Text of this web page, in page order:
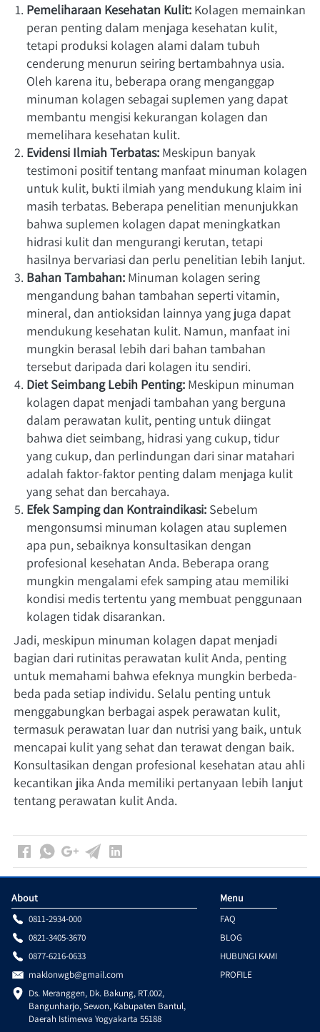
Pemeliharaan Kesehatan Kulit: Kolagen memainkan
peran penting dalam menjaga kesehatan kulit,
tetapi produksi kolagen alami dalam tubuh
cenderung menurun seiring bertambahnya usia.
Oleh karena itu, beberapa orang menganggap
minuman kolagen sebagai suplemen yang dapat
membantu mengisi kekurangan kolagen dan
memelihara kesehatan kulit.
Evidensi Ilmiah Terbatas: Meskipun banyak
testimoni positif tentang manfaat minuman kolagen
untuk kulit, bukti ilmiah yang mendukung klaim ini
masih terbatas. Beberapa penelitian menunjukkan
bahwa suplemen kolagen dapat meningkatkan
hidrasi kulit dan mengurangi kerutan, tetapi
hasilnya bervariasi dan perlu penelitian lebih lanjut.
Bahan Tambahan: Minuman kolagen sering
mengandung bahan tambahan seperti vitamin,
mineral, dan antioksidan lainnya yang juga dapat
mendukung kesehatan kulit. Namun, manfaat ini
mungkin berasal lebih dari bahan tambahan
tersebut daripada dari kolagen itu sendiri.
Diet Seimbang Lebih Penting: Meskipun minuman
kolagen dapat menjadi tambahan yang berguna
dalam perawatan kulit, penting untuk diingat
bahwa diet seimbang, hidrasi yang cukup, tidur
yang cukup, dan perlindungan dari sinar matahari
adalah faktor-faktor penting dalam menjaga kulit
yang sehat dan bercahaya.
Efek Samping dan Kontraindikasi: Sebelum
mengonsumsi minuman kolagen atau suplemen
apa pun, sebaiknya konsultasikan dengan
profesional kesehatan Anda. Beberapa orang
mungkin mengalami efek samping atau memiliki
kondisi medis tertentu yang membuat penggunaan
kolagen tidak disarankan.
Jadi, meskipun minuman kolagen dapat menjadi
bagian dari rutinitas perawatan kulit Anda, penting
untuk memahami bahwa efeknya mungkin berbeda-
beda pada setiap individu. Selalu penting untuk
menggabungkan berbagai aspek perawatan kulit,
termasuk perawatan luar dan nutrisi yang baik, untuk
mencapai kulit yang sehat dan terawat dengan baik.
Konsultasikan dengan profesional kesehatan atau ahli
kecantikan jika Anda memiliki pertanyaan lebih lanjut
tentang perawatan kulit Anda.
About
0811-2934-000
0821-3405-3670
0877-6216-0633
maklonwgb@gmail.com
Ds. Meranggen, Dk. Bakung, RT.002,
Bangunharjo, Sewon, Kabupaten Bantul,
Daerah Istimewa Yogyakarta 55188
Menu
FAQ
BLOG
HUBUNGI KAMI
PROFILE